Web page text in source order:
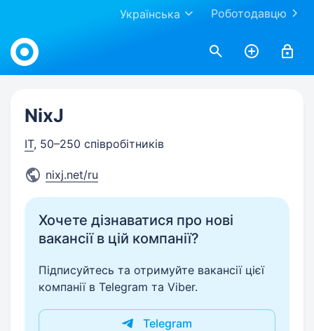
Роботодавцю
Українська
Work.ua
NixJ
IT, 50–250 співробітників
nixj.net/ru
Хочете дізнаватися про нові
вакансії в цій компанії?
Підписуйтесь та отримуйте вакансії цієї
компанії в Telegram та Viber.
Telegram